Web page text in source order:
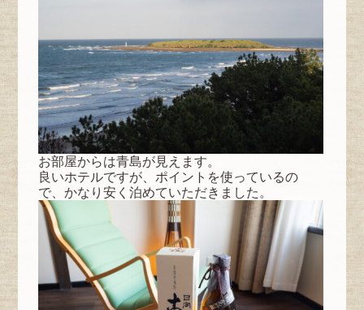
お部屋からは青島が見えます。
良いホテルですが、ポイントを使っているの
で、かなり安く泊めていただきました。